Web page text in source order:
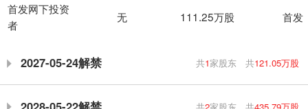
首发网下投资
者
无 111.25万股 首发
2027-05-24解禁 共121.05万股
共1家股东